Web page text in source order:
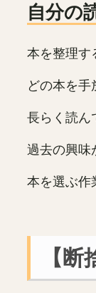
自分の
本を整理す
どの本を
長らく読ん
過去の興味
本を選ぶ作
【